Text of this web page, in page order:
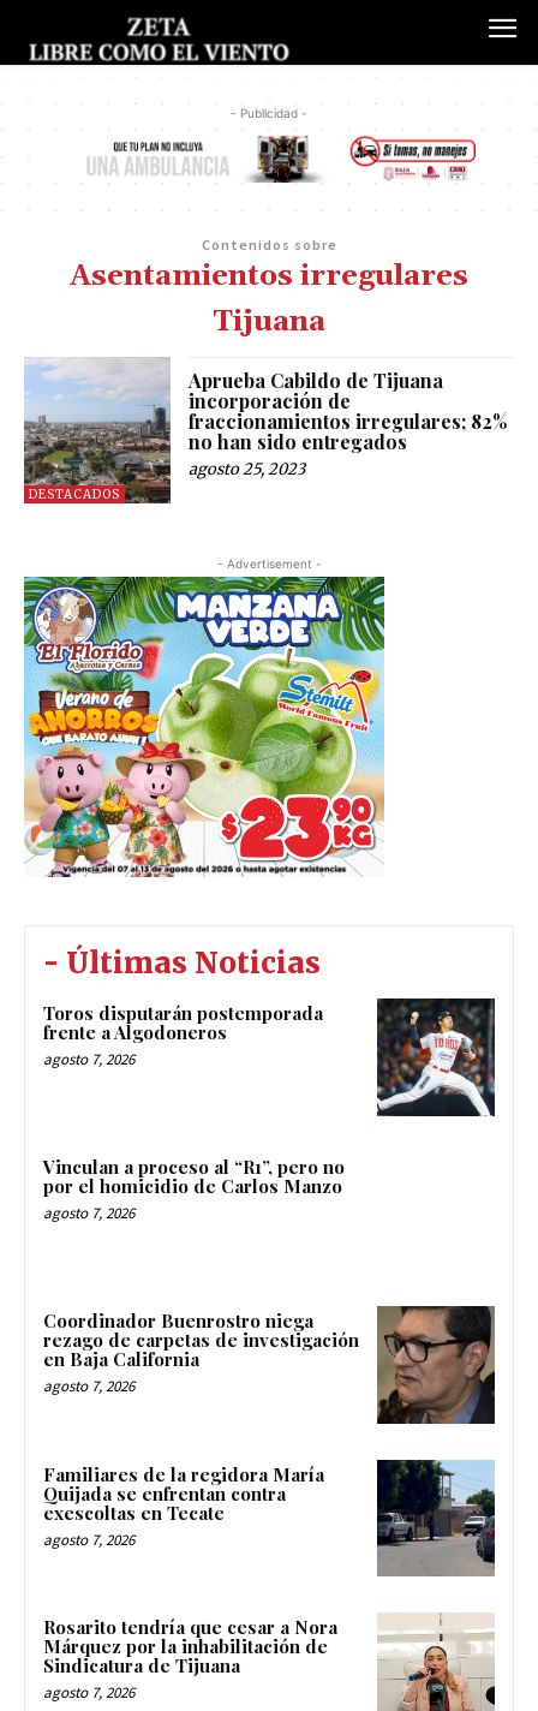
- Publicidad -
Contenidos sobre
Asentamientos irregulares
Tijuana
DESTACADOS
Aprueba Cabildo de Tijuana
incorporación de
fraccionamientos irregulares; 82%
no han sido entregados
agosto 25, 2023
- Advertisement -
- Últimas Noticias
Toros disputarán postemporada
frente a Algodoneros
agosto 7, 2026
Vinculan a proceso al “R1”, pero no
por el homicidio de Carlos Manzo
agosto 7, 2026
Coordinador Buenrostro niega
rezago de carpetas de investigación
en Baja California
agosto 7, 2026
Familiares de la regidora María
Quijada se enfrentan contra
exescoltas en Tecate
agosto 7, 2026
Rosarito tendría que cesar a Nora
Márquez por la inhabilitación de
Sindicatura de Tijuana
agosto 7, 2026